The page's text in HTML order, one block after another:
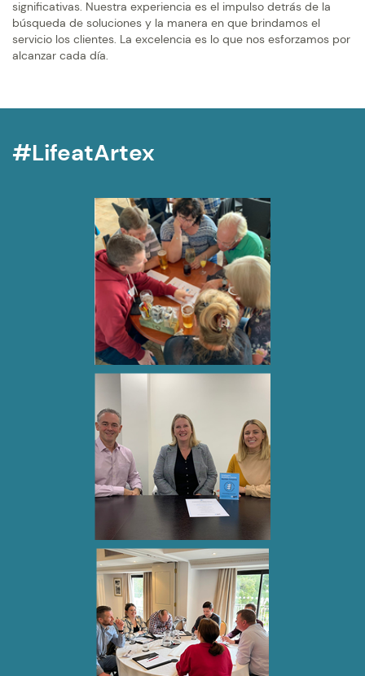
significativas. Nuestra experiencia es el impulso detrás de la
búsqueda de soluciones y la manera en que brindamos el
servicio los clientes. La excelencia es lo que nos esforzamos por
alcanzar cada día.
#LifeatArtex